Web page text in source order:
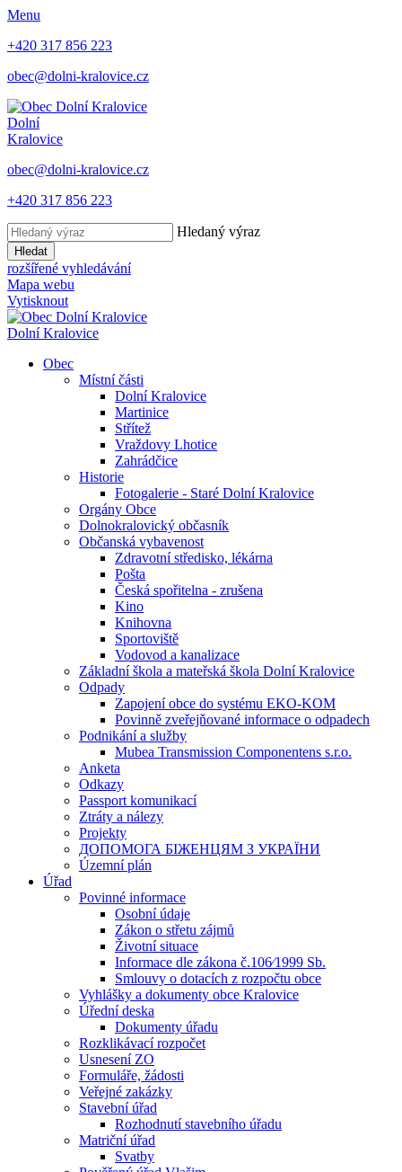
Menu
+420 317 856 223
obec@dolni-kralovice.cz
Dolní
Kralovice
obec@dolni-kralovice.cz
+420 317 856 223
Hledaný výraz
Hledat
rozšířené vyhledávání
Mapa webu
Vytisknout
Dolní Kralovice
Obec
Místní části
Dolní Kralovice
Martinice
Střítež
Vraždovy Lhotice
Zahrádčice
Historie
Fotogalerie - Staré Dolní Kralovice
Orgány Obce
Dolnokralovický občasník
Občanská vybavenost
Zdravotní středisko, lékárna
Pošta
Česká spořitelna - zrušena
Kino
Knihovna
Sportoviště
Vodovod a kanalizace
Základní škola a mateřská škola Dolní Kralovice
Odpady
Zapojení obce do systému EKO-KOM
Povinně zveřejňované informace o odpadech
Podnikání a služby
Mubea Transmission Componentens s.r.o.
Anketa
Odkazy
Passport komunikací
Ztráty a nálezy
Projekty
ДОПОМОГА БІЖЕНЦЯМ З УКРАЇНИ
Územní plán
Úřad
Povinné informace
Osobní údaje
Zákon o střetu zájmů
Životní situace
Informace dle zákona č.106⁄1999 Sb.
Smlouvy o dotacích z rozpočtu obce
Vyhlášky a dokumenty obce Kralovice
Úřední deska
Dokumenty úřadu
Rozklikávací rozpočet
Usnesení ZO
Formuláře, žádosti
Veřejné zakázky
Stavební úřad
Rozhodnutí stavebního úřadu
Matriční úřad
Svatby